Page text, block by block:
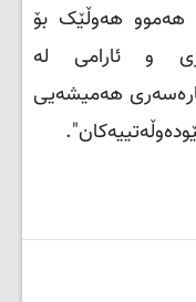
هەموو هەوڵێک بۆ
و ئارامی لە
هەمیشەیی